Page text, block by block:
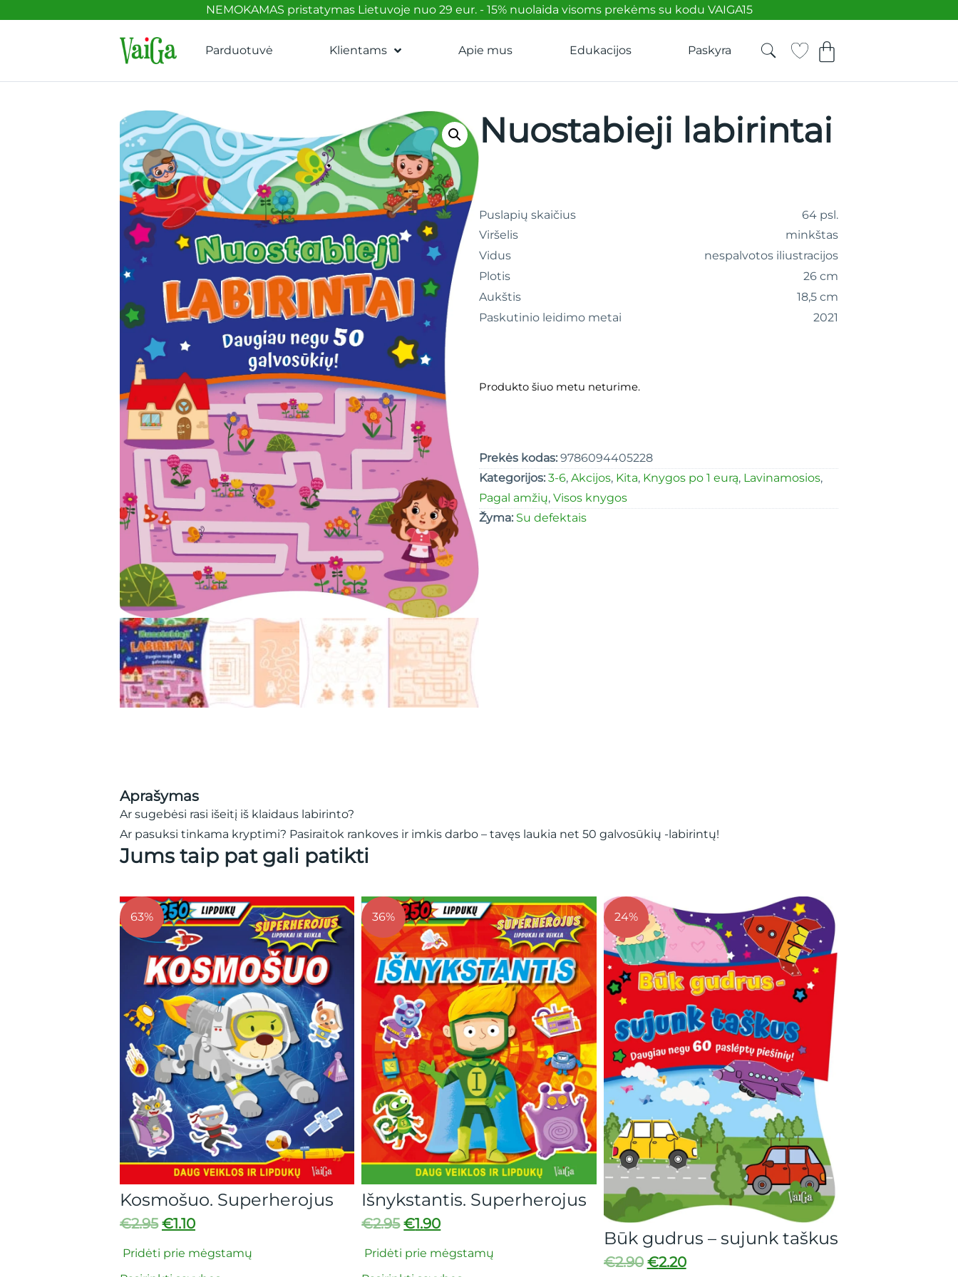
NEMOKAMAS pristatymas Lietuvoje nuo 29 eur. - 15% nuolaida visoms prekėms su kodu VAIGA15
Parduotuvė Klientams Apie mus Edukacijos Paskyra
Nuostabieji labirintai
Puslapių skaičius
64 psl.
Viršelis
minkštas
Vidus
nespalvotos iliustracijos
Plotis
26 cm
Aukštis
18,5 cm
Paskutinio leidimo metai
2021
Produkto šiuo metu neturime.
Prekės kodas: 9786094405228
Kategorijos: 3-6, Akcijos, Kita, Knygos po 1 eurą, Lavinamosios,
Pagal amžių, Visos knygos
Žyma: Su defektais
Aprašymas
Ar sugebėsi rasi išeitį iš klaidaus labirinto?
Ar pasuksi tinkama kryptimi? Pasiraitok rankoves ir imkis darbo – tavęs laukia net 50 galvosūkių -labirintų!
Jums taip pat gali patikti
Kosmošuo. Superherojus
1.10
Pridėti prie mėgstamų
Išnykstantis. Superherojus
1.90
Pridėti prie mėgstamų
36%
Būk gudrus – sujunk taškus
2.20
24%
Kosmošuo.
€2.95 €
63%